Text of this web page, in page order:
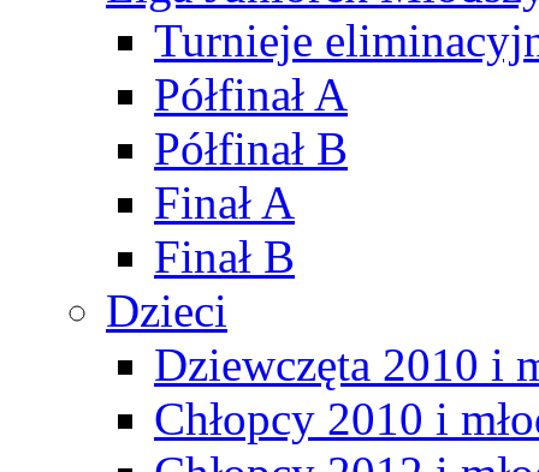
Turnieje
Półfinał A
Półfinał B
Finał A
Finał B
Dzieci
Dziewczęta 2010 i
Chłopcy 2010 i